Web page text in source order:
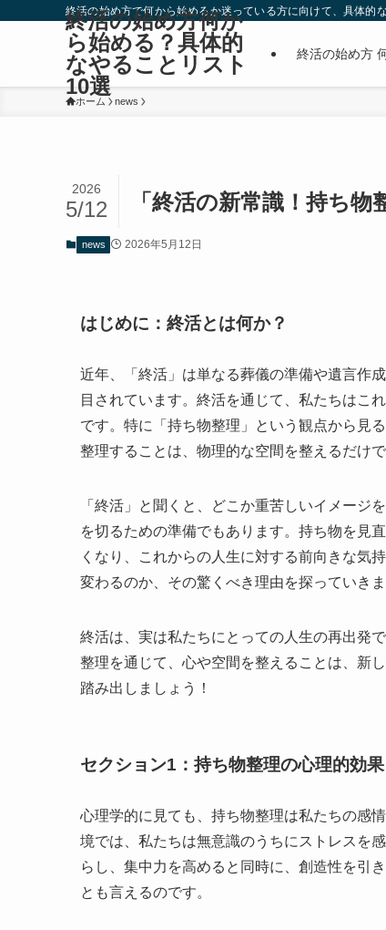
終活の始め方で何から始めるか迷っている方に向けて、具体的
終活の始め方何か
ら始める？具体的
なやることリスト
10選
終活の始め方
ホーム news
「終活の新常識！持ち
2026
5/12
news 2026年5月12日
はじめに：終活とは何か？
近年、「終活」は単なる葬儀の準備や遺言作
目されています。終活を通じて、私たちはこ
です。特に「持ち物整理」という観点から見
整理することは、物理的な空間を整えるだけ
「終活」と聞くと、どこか重苦しいイメージ
を切るための準備でもあります。持ち物を見
くなり、これからの人生に対する前向きな気
変わるのか、その驚くべき理由を探っていきま
終活は、実は私たちにとっての人生の再出発
整理を通じて、心や空間を整えることは、新
踏み出しましょう！
セクション1：持ち物整理の心理的効果
心理学的に見ても、持ち物整理は私たちの感
境では、私たちは無意識のうちにストレスを
らし、集中力を高めると同時に、創造性を引
とも言えるのです。